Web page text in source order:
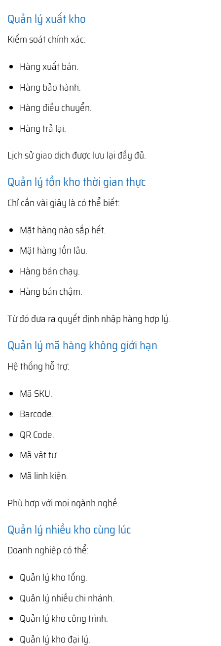
Quản lý xuất kho
Kiểm soát chính xác:
Hàng xuất bán.
Hàng bảo hành.
Hàng điều chuyển.
Hàng trả lại.
Lịch sử giao dịch được lưu lại đầy đủ.
Quản lý tồn kho thời gian thực
Chỉ cần vài giây là có thể biết:
Mặt hàng nào sắp hết.
Mặt hàng tồn lâu.
Hàng bán chạy.
Hàng bán chậm.
Từ đó đưa ra quyết định nhập hàng hợp lý.
Quản lý mã hàng không giới hạn
Hệ thống hỗ trợ:
Mã SKU.
Barcode.
QR Code.
Mã vật tư.
Mã linh kiện.
Phù hợp với mọi ngành nghề.
Quản lý nhiều kho cùng lúc
Doanh nghiệp có thể:
Quản lý kho tổng.
Quản lý nhiều chi nhánh.
Quản lý kho công trình.
Quản lý kho đại lý.